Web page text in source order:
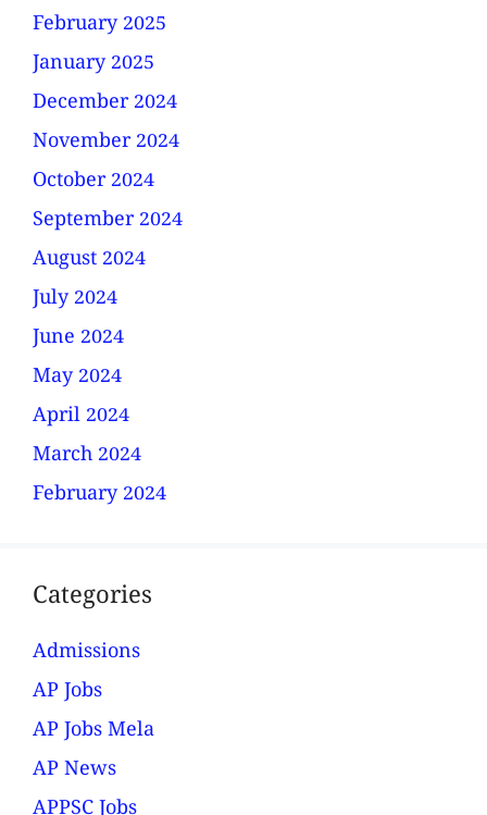
February 2025
January 2025
December 2024
November 2024
October 2024
September 2024
August 2024
July 2024
June 2024
May 2024
April 2024
March 2024
February 2024
Categories
Admissions
AP Jobs
AP Jobs Mela
AP News